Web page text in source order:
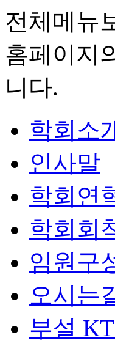
전체메뉴
홈페이지
니다.
학회소
인사말
학회연
학회회
임원구
오시는
부설